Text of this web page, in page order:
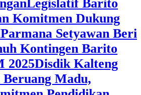
Legislatif Barito
Komitmen Dukung
Parmana Setyawan Beri
Kontingen Barito
2025Disdik Kalteng
Madu,